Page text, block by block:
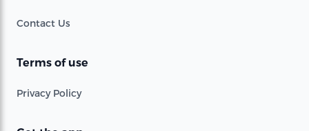
Contact Us
Terms of use
Privacy Policy